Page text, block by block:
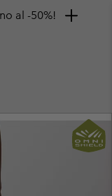
al -50%!